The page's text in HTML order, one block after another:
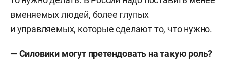
вменяемых людей, более глупых
и управляемых, которые сделают то, что нужно.
— Силовики могут претендовать на такую роль?